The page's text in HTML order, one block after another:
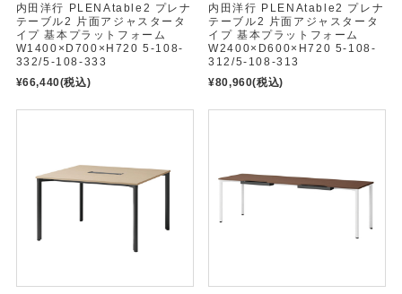
内田洋行 PLENAtable2 プレナ
テーブル2 片面アジャスタータ
イプ 基本プラットフォーム
W1400×D700×H720 5-108-
332/5-108-333
¥66,440(税込)
内田洋行 PLENAtable2 プレナ
テーブル2 片面アジャスタータ
イプ 基本プラットフォーム
W2400×D600×H720 5-108-
312/5-108-313
¥80,960(税込)